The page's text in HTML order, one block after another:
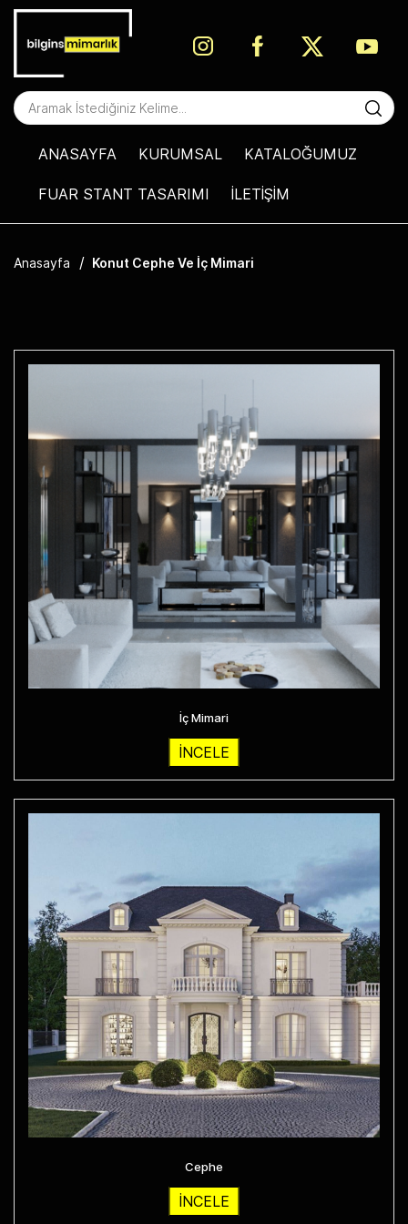
ANASAYFA KURUMSAL KATALOĞUMUZ
FUAR STANT TASARIMI İLETİŞİM
Anasayfa / Konut Cephe Ve İç Mimari
İç Mimari
İNCELE
Cephe
İNCELE